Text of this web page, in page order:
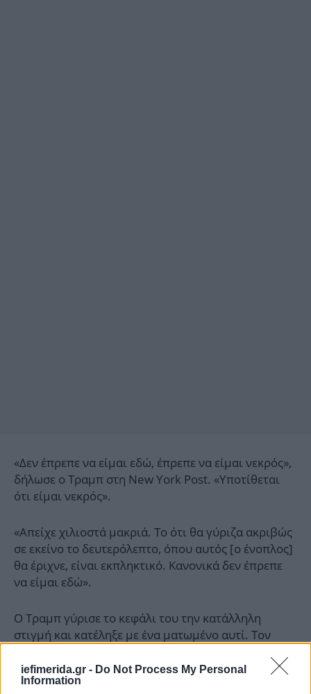
iefimerida.gr - Do Not Process My Personal
Information
«Δεν έπρεπε να είμαι εδώ, έπρεπε να είμαι νεκρός»,
δήλωσε ο Τραμπ στη New York Post. «Υποτίθεται
ότι είμαι νεκρός».
«Απείχε χιλιοστά μακριά. Το ότι θα γύριζα ακριβώς
σε εκείνο το δευτερόλεπτο, όπου αυτός [ο ένοπλος]
θα έριχνε, είναι εκπληκτικό. Κανονικά δεν έπρεπε
να είμαι εδώ».
Ο Τραμπ γύρισε το κεφάλι του την κατάλληλη
στιγμή και κατέληξε με ένα ματωμένο αυτί. Τον
όχι πριν χαιρετήσει τους υποστηρικτές του με
σφιγμένη γροθιά.